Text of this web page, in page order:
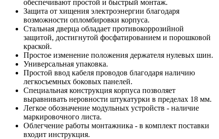
обеспечивают простой и быстрый монтаж.
Защита от хищения электроэнергии благодаря
возможности опломбировки корпуса.
Стальная дверца обладает противокоррозийной
защитой, достигнутой фосфатированием и порошковой
краской.
Простое изменение положения держателя нулевых шин.
Универсальная упаковка.
Простой ввод кабеля проводов благодаря наличию
легкосъемных боковых панелей.
Специальная конструкция корпуса позволяет
выравнивать неровности штукатурки в пределах 18 мм.
Легкое обозначение модульных устройств - наличие
маркировочного листа.
Облегчение работы монтажника - в комплект поставки
входит инструкция.